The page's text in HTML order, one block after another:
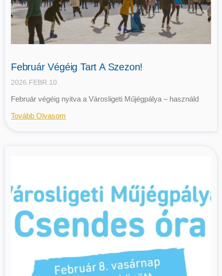
Február Végéig Tart A Szezon!
2026.FEBR.10.
Február végéig nyitva a Városligeti Műjégpálya – használd
Tovább Olvasom